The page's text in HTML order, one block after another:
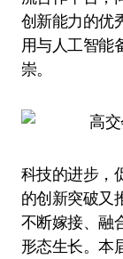
创新能力的优
用与人工智能
崇。
科技的进步，
的创新突破又
不断嫁接、融
形态生长。本